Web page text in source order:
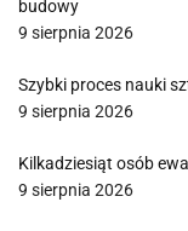
budowy
9 sierpnia 2026
Szybki proces nauki
9 sierpnia 2026
Kilkadziesiąt osób
9 sierpnia 2026